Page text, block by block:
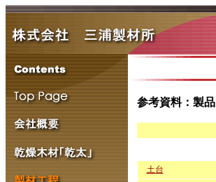
参考資料：製品
土台